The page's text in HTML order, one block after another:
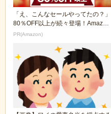
「え、こんなセールやってたの？」
80％OFF以上が続々登場！Amazon
の本気が...
PR(Amazon)